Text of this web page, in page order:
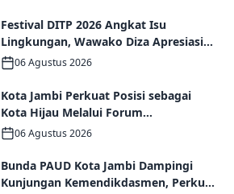
Festival DITP 2026 Angkat Isu
Lingkungan, Wawako Diza Apresiasi
Karya Seniman Jambi
06 Agustus 2026
Kota Jambi Perkuat Posisi sebagai
Kota Hijau Melalui Forum
Internasional IMT-GT GCMC 2026
06 Agustus 2026
Bunda PAUD Kota Jambi Dampingi
Kunjungan Kemendikdasmen, Perkuat